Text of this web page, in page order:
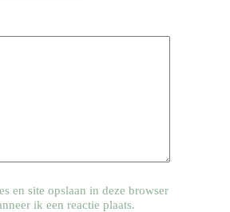
en site opslaan in deze browser
ik een reactie plaats.